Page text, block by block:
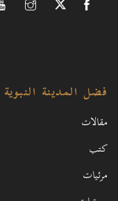
فضل المدينة النبوية
مقالات
كتب
مرئيات